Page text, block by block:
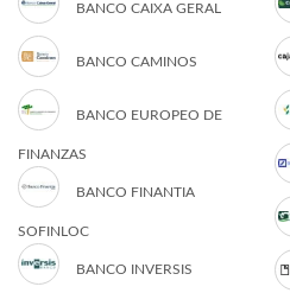
BANCO CAIXA GERAL
BANCO CAMINOS
BANCO EUROPEO DE
FINANZAS
BANCO FINANTIA
SOFINLOC
BANCO INVERSIS